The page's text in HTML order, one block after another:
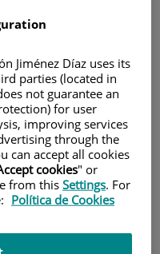
Jiménez Díaz uses its
parties (located in
not guarantee an
for user
improving services
through the
can accept all cookies
cookies" or
from thisSettings. For
Política de Cookies